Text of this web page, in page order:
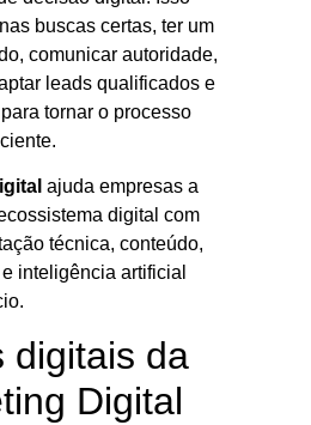
buscas certas, ter um
comunicar autoridade,
leads qualificados e
tornar o processo
ajuda empresas a
digital com
técnica, conteúdo,
inteligência artificial
digitais da
Digital